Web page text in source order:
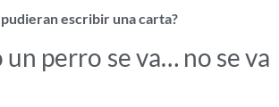
escribir una carta?
perro se va… no se va